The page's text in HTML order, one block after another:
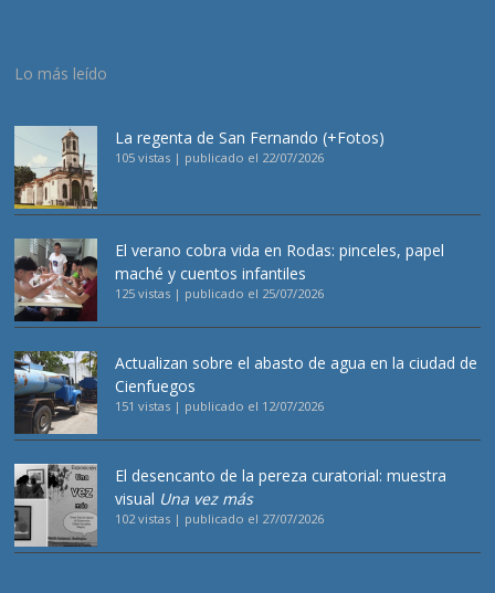
Lo más leído
La regenta de San Fernando (+Fotos)
105 vistas | publicado el 22/07/2026
El verano cobra vida en Rodas: pinceles, papel
maché y cuentos infantiles
125 vistas | publicado el 25/07/2026
Actualizan sobre el abasto de agua en la ciudad de
Cienfuegos
151 vistas | publicado el 12/07/2026
El desencanto de la pereza curatorial: muestra
visual Una vez más
102 vistas | publicado el 27/07/2026